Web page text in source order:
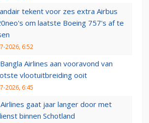
tekent voor zes extra Airbus
om laatste Boeing 757's af te
2026, 6:52
Airlines aan vooravond van
vlootuitbreiding ooit
2026, 6:45
Airlines gaat jaar langer door met
binnen Schotland